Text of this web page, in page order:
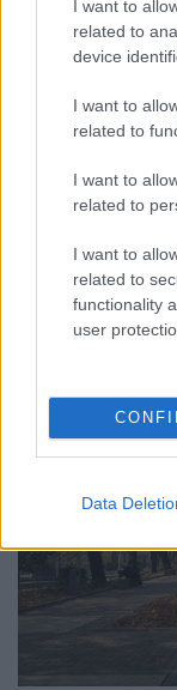
I want to
related to
device
I want to
related to
I want to
related to
I want to
related to
functionality
user
Data
A déli
dombon lévő
novemberi